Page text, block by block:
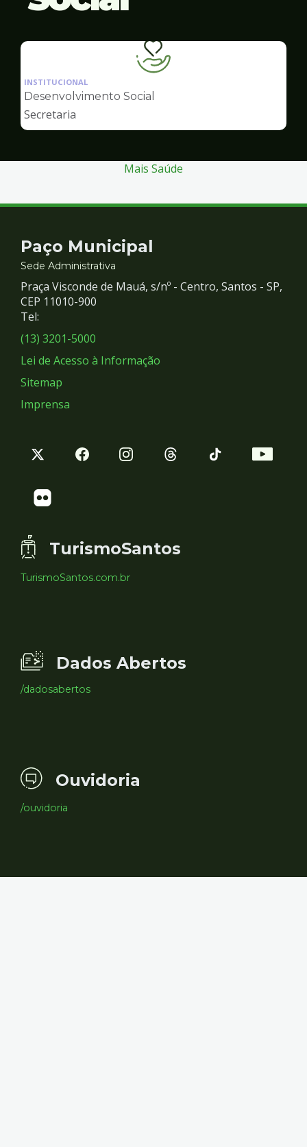
Ilustração
da
pagina
INSTITUCIONAL
Desenvolvimento Social
Secretaria
Mais Saúde
Contato
e
Redes
Sociais
Paço Municipal
Sede Administrativa
Praça Visconde de Mauá, s/nº - Centro, Santos - SP,
CEP 11010-900
Tel:
(13) 3201-5000
Lei de Acesso à Informação
Sitemap
Imprensa
TurismoSantos
TurismoSantos.com.br
Dados Abertos
/dadosabertos
Ouvidoria
/ouvidoria